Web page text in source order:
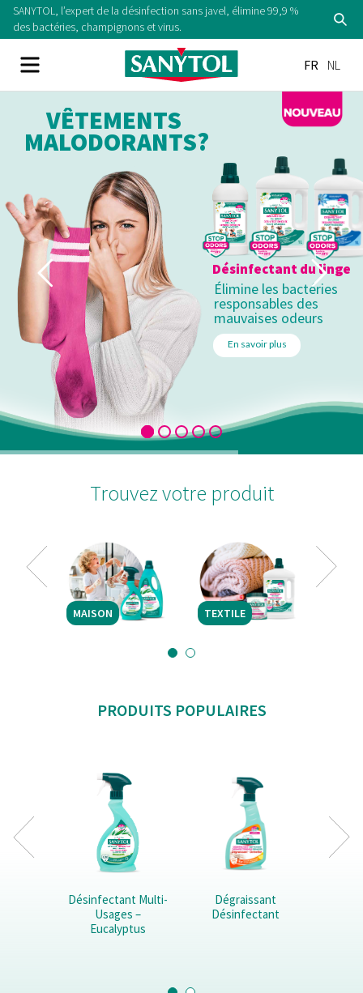
SANYTOL, l’expert de la désinfection sans javel, élimine 99,9 %
des bactéries, champignons et virus.
FR NL
Désinfectant du linge
En savoir plus
VÊTEMENTS
MALODORANTS?
Élimine les bactéries
responsables des
mauvaises odeurs
Trouvez votre produit
MAISON TEXTILE
PRODUITS POPULAIRES
Désinfectant Multi-
Usages –
Eucalyptus
Dégraissant
Désinfectant